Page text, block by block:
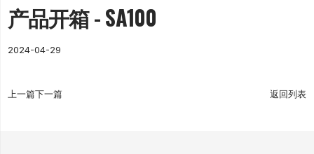
产品开箱 - SA100
2024-04-29
上一篇下一篇 返回列表